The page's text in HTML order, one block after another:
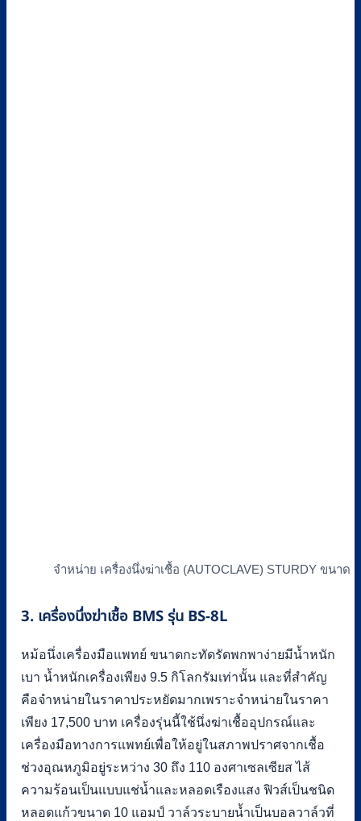
จำหน่าย เครื่องนึ่งฆ่าเชื้อ (AUTOCLAVE) STURDY ขนา
3. เครื่องนึ่งฆ่าเชื้อ BMS รุ่น BS-8L
หม้อนึ่งเครื่องมือแพทย์ ขนาดกะทัดรัดพกพาง่ายมีน้ำหนัก
เบา น้ำหนักเครื่องเพียง 9.5 กิโลกรัมเท่านั้น และที่สำคัญ
คือจำหน่ายในราคาประหยัดมากเพราะจำหน่ายในราคา
เพียง 17,500 บาท เครื่องรุ่นนี้ใช้นึ่งฆ่าเชื้ออุปกรณ์และ
เครื่องมือทางการแพทย์เพื่อให้อยู่ในสภาพปราศจากเชื้อ
ช่วงอุณหภูมิอยู่ระหว่าง 30 ถึง 110 องศาเซลเซียส ไส้
ความร้อนเป็นแบบแช่น้ำและหลอดเรืองแสง ฟิวส์เป็นชนิด
หลอดแก้วขนาด 10 แอมป์ วาล์วระบายน้ำเป็นบอลวาล์วที่